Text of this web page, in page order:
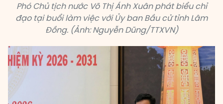
Phó Chủ tịch nước Võ Thị Ánh Xuân phát biểu chỉ
đạo tại buổi làm việc với Ủy ban Bầu cử tỉnh Lâm
Đồng. (Ảnh: Nguyễn Dũng/TTXVN)